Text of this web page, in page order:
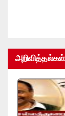
அறிவித்தல்கள்